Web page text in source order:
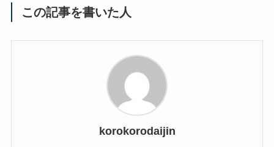
この記事を書いた人
korokorodaijin